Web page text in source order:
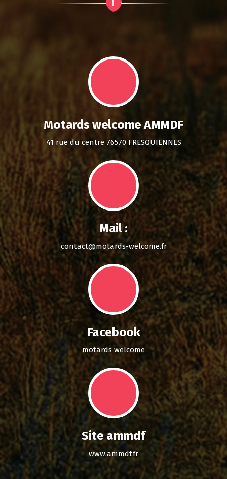
Motards welcome AMMDF
41 rue du centre 76570 FRESQUIENNES
Mail :
contact@motards-welcome.fr
Facebook
motards welcome
Site ammdf
www.ammdf.fr